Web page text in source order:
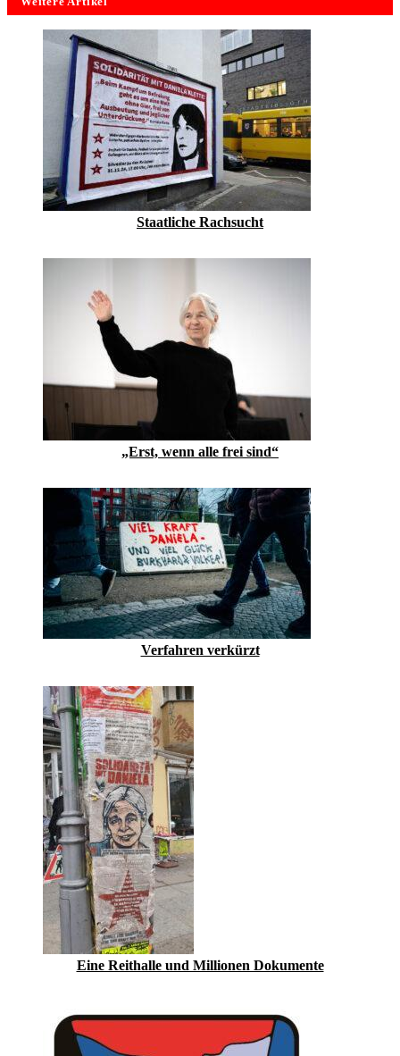
Staatliche Rachsucht
„Erst, wenn alle frei sind“
Verfahren verkürzt
Eine Reithalle und Millionen Dokumente